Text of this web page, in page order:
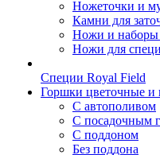
Ножеточки и
Камни для
Ножи и наборы
Ножи для
Специи Royal Field
Горшки цветочные и
С автополивом
С посадочным
С поддоном
Без поддона